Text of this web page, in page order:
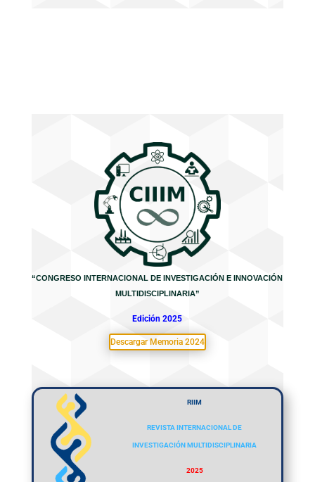
“CONGRESO INTERNACIONAL DE INVESTIGACIÓN E INNOVACIÓN
MULTIDISCIPLINARIA”
Edición 2025
Descargar Memoria 2024
RIIM
REVISTA INTERNACIONAL DE
INVESTIGACIÓN MULTIDISCIPLINARIA
2025